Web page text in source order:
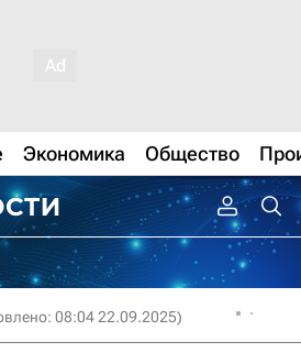
Экономика Общество
08:04 22.09.2025)